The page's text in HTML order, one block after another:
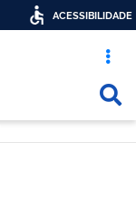
Acesso
ACESSIBILIDADE